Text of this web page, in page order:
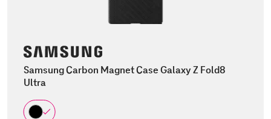
Samsung Carbon Magnet Case Galaxy Z Fold8
Ultra